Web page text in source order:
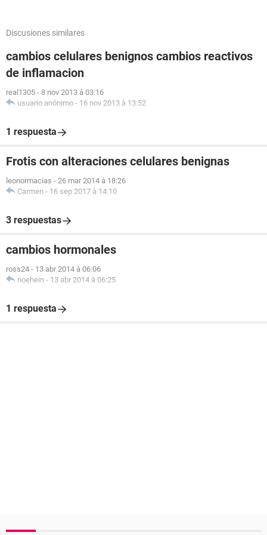
Discusiones similares
cambios celulares benignos cambios reactivos
de inflamacion
real1305 - 8 nov 2013 à 03:16
usuario anónimo - 16 nov 2013 à 13:52
1 respuesta
Frotis con alteraciones celulares benignas
leonormacias - 26 mar 2014 à 18:26
Carmen - 16 sep 2017 à 14:10
3 respuestas
cambios hormonales
ross24 - 13 abr 2014 à 06:06
noehein - 13 abr 2014 à 06:25
1 respuesta